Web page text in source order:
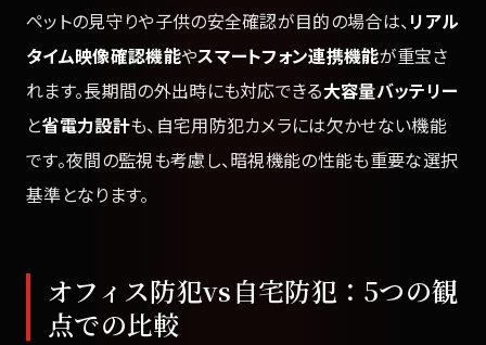
ペットの見守りや子供の安全確認が目的の場合は、 リアル
タイム映像確認機能やスマートフォン連携機能が重宝さ
れます。長期間の外出時にも対応できる大容量バッテリー
と省電力設計も、自宅用防犯カメラには欠かせない機能
です。夜間の監視も考慮し、暗視機能の性能も重要な選択
基準となります。
オフィス防犯vs自宅防犯：5つの観
点での比較